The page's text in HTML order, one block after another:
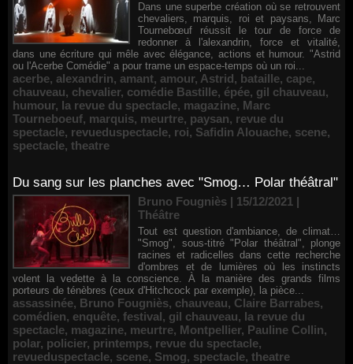
Dans une superbe création où se retrouvent
chevaliers, marquis, roi et paysans, Marc
Tournebœuf réussit le tour de force de
redonner à l'alexandrin, force et vitalité,
dans une écriture qui mêle avec élégance, actions et humour. "Astrid
ou l'Acerbe Comédie" a pour trame un espace-temps où un roi...
acerbe, alexandrin, amant, amour, Astrid, bataille, cape,
chauveau, chevalier, comédie Bastille, épée, gil chauveau,
humour, la revue du spectacle, magazine, Marc
Tourneboeuf, marquis, meurtre, paysan, revue du
spectacle, revueduspectacle, roi, Safidin Alouache, scene,
spectacle, theatre
Du sang sur les planches avec "Smog… Polar théâtral"
Bruno Fougniès | 15/12/2021 |
Théâtre
Tout est question d'ambiance, de climat…
"Smog", sous-titré "Polar théâtral", plonge
racines et radicelles dans cette recherche
d'ombres et de lumières où les instincts
volent la vedette à la conscience. À la manière des grands films
porteurs de ténèbres (ceux d'Hitchcock par exemple), la pièce...
assassinée, Bruno Fougniès, chauveau, Claire Barrabes,
comédien, enquête, festival, gil chauveau, la revue du
spectacle, magazine, meurtre, Montpellier, Pauline Collin,
polar, policier, printemps, revue du spectacle,
revueduspectacle, scene, Smog, spectacle, theatre